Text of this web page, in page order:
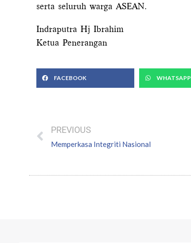
serta seluruh warga ASEAN.
Indraputra Hj Ibrahim
Ketua Penerangan
FACEBOOK WHATSAPP
PREVIOUS
Memperkasa Integriti Nasional